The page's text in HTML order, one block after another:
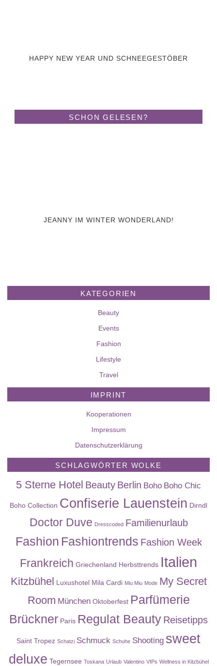
HAPPY NEW YEAR UND SCHNEEGESTÖBER
SCHON GELESEN?
JEANNY IM WINTER WONDERLAND!
KATEGORIEN
Beauty
Events
Fashion
Lifestyle
Travel
IMPRINT
Kooperationen
Impressum
Datenschutzerklärung
SCHLAGWÖRTER WOLKE
5 Sterne Hotel Beauty Berlin Boho Boho Chic
Boho Collection Confiserie Lauenstein Dirndl
Doctor Duve Dresscoded Familienurlaub
Fashion Fashiontrends Fashion Week
Frankreich Griechenland Herbsttrends Italien
Kitzbühel Luxushotel Mila Cardi Miu Miu Mode My Secret
Room München Oktoberfest Parfümerie
Brückner Paris Regulat Beauty Reisetipps
Saint Tropez Schatzi Schmuck Schuhe Shooting sweet
deluxe Tegernsee Toskana Urlaub Valentino VIPs Wellness in Kitzbühel